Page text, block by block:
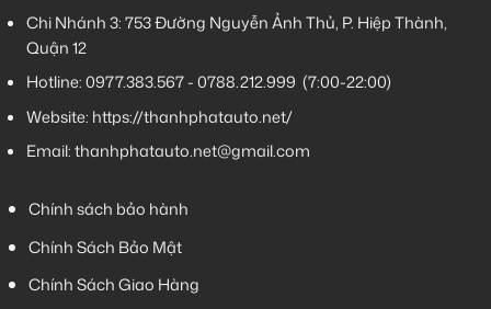
Chi Nhánh 3:753 Đường Nguyễn Ảnh Thủ, P. Hiệp Thành,
Quận 12
Hotline:0977.383.567-0788.212.999 (7:00-22:00)
Website: https://thanhphatauto.net/
Email:thanhphatauto.net@gmail.com
Chính sách bảo hành
Chính Sách Bảo Mật
Chính Sách Giao Hàng